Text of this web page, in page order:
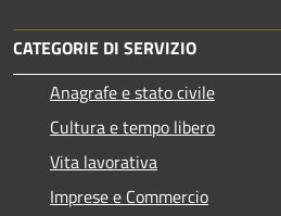
CATEGORIE DI SERVIZIO
Anagrafe e stato civile
Cultura e tempo libero
Vita lavorativa
Imprese e Commercio